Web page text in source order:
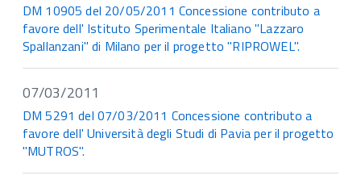
DM 10905 del 20/05/2011 Concessione contributo a
favore dell' Istituto Sperimentale Italiano "Lazzaro
Spallanzani" di Milano per il progetto "RIPROWEL".
07/03/2011
DM 5291 del 07/03/2011 Concessione contributo a
favore dell' Università degli Studi di Pavia per il progetto
"MUTROS".